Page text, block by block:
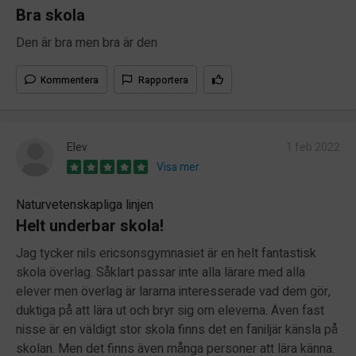
Bra skola
Den är bra men bra är den
Kommentera Rapportera
Elev
Visa mer
Naturvetenskapliga linjen
Helt underbar skola!
Jag tycker nils ericsonsgymnasiet är en helt fantastisk
skola överlag. Såklart passar inte alla lärare med alla
elever men överlag är lararna interesserade vad dem gör,
duktiga på att lära ut och bryr sig om eleverna. Även fast
nisse är en väldigt stor skola finns det en faniljär känsla på
skolan. Men det finns även många personer att lära känna.